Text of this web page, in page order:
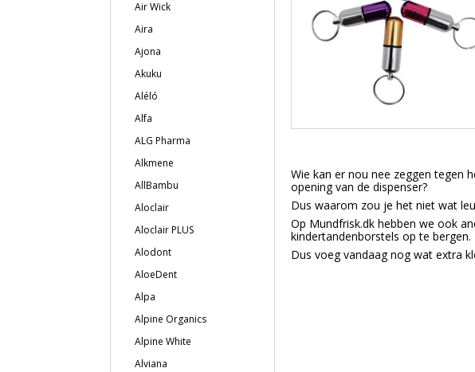
Air Wick
Aira
Ajona
Akuku
Aléló
Alfa
ALG Pharma
Alkmene
AllBambu
Aloclair
Aloclair PLUS
Alodont
AloeDent
Alpa
Alpine Organics
Alpine White
Alviana
Wie kan er nou nee zeggen tegen
opening van de dispenser?
Dus waarom zou je het niet wat
Op Mundfrisk.dk hebben we ook
kindertandenborstels op te bergen.
Dus voeg vandaag nog wat extra